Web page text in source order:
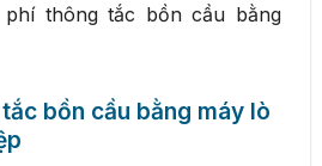
thông tắc bồn cầu bằng
bồn cầu bằng máy lò